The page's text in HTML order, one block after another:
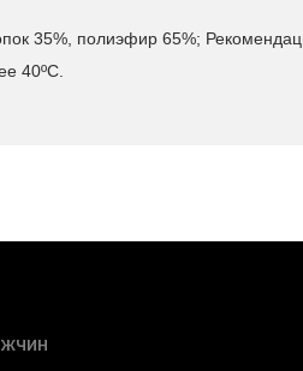
35%, полиэфир 65%;
40ºС.